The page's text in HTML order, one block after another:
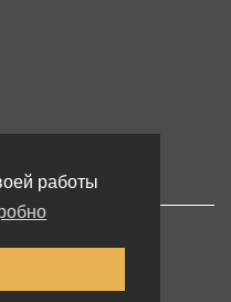
работы
|Impressum